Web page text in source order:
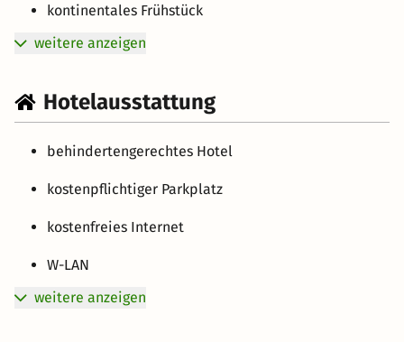
kontinentales Frühstück
weitere anzeigen
Hotelausstattung
behindertengerechtes Hotel
kostenpflichtiger Parkplatz
kostenfreies Internet
W-LAN
weitere anzeigen